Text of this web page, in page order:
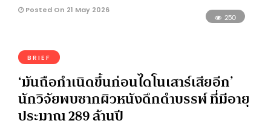
Posted On 21 May 2026
250
BRIEF
‘มันถือกำเนิดขึ้นก่อนไดโนเสาร์เสียอีก’
นักวิจัยพบซากผิวหนังดึกดําบรรพ์ ที่มีอายุ
ประมาณ 289 ล้านปี